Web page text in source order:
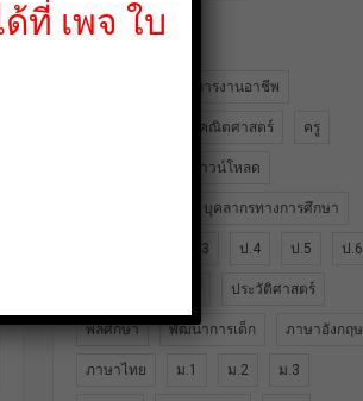
ป้ายกำกับ
การงานอาชีพ
คณิตศาสตร์ ครู
ดาวน์โหลด
บุคลากรทางการศึกษา
ป.3 ป.4 ป.5 ป.6
ประวัติศาสตร์
พลศึกษา พัฒนาการเด็ก ภาษาอังกฤษ
ภาษาไทย ม.1 ม.2 ม.3
ที่ เพจ ใบ